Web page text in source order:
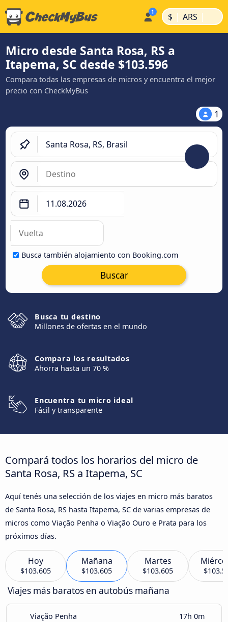
$ | ARS |
Micro desde Santa Rosa, RS a
Itapema, SC desde $103.596
Compara todas las empresas de micros y encuentra el mejor
precio con CheckMyBus
1
Busca también alojamiento con Booking.com
Buscar
Busca tu destino
Millones de ofertas en el mundo
Compara los resultados
Ahorra hasta un 70 %
Encuentra tu micro ideal
Fácil y transparente
Compará todos los horarios del micro de
Santa Rosa, RS a Itapema, SC
Aquí tenés una selección de los viajes en micro más baratos
de Santa Rosa, RS hasta Itapema, SC de varias empresas de
micros como Viação Penha o Viação Ouro e Prata para los
próximos días.
Hoy
$103.605
Mañana
$103.605
Martes
$103.605
Viajes más baratos en autobús mañana
Viação Penha 17h 0m